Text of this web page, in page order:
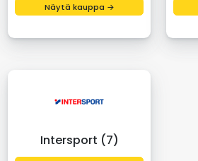
Näytä kauppa →
Intersport (7)